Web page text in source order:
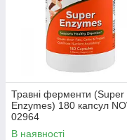
Травні ферменти (Super
Enzymes) 180 капсул
02964
В наявності